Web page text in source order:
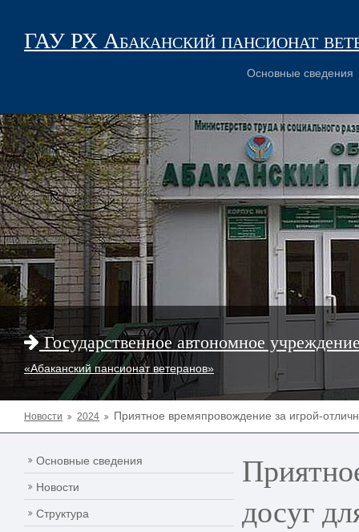
ГАУ РХ Абаканский пансионат
Основные сведения
Государственное автономное
«Абаканский пансионат ветеранов»
Новости 2024 Приятное времяпровождение за игрой-
Основные сведения
Новости
Структура
досуг